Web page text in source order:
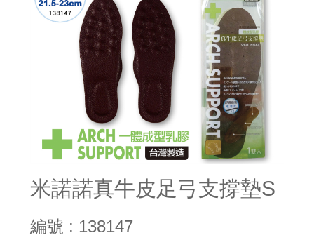
米諾諾真牛皮足弓支撐墊S
編號 : 138147